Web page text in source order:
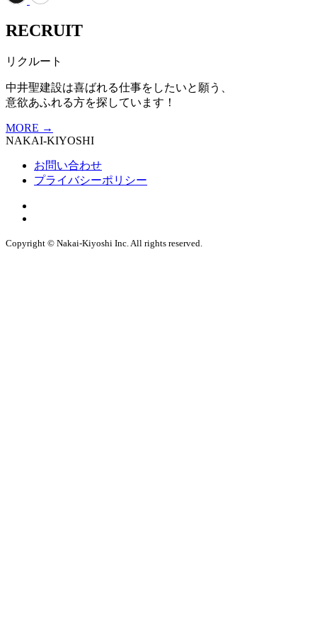
RECRUIT
リクルート
中井聖建設は喜ばれる仕事をしたいと願う、
意欲あふれる方を探しています！
MORE →
NAKAI-KIYOSHI
お問い合わせ
プライバシーポリシー
Copyright © Nakai-Kiyoshi Inc. All rights reserved.